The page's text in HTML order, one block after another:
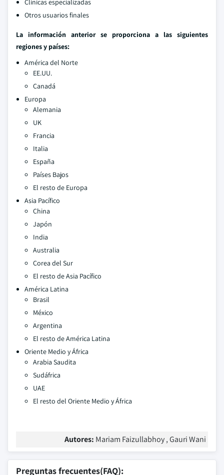
Clínicas especializadas
Otros usuarios finales
La información anterior se proporciona a las siguientes
regiones y países:
América del Norte
EE.UU.
Canadá
Europa
Alemania
UK
Francia
Italia
España
Países Bajos
El resto de Europa
Asia Pacífico
China
Japón
India
Australia
Corea del Sur
El resto de Asia Pacífico
América Latina
Brasil
México
Argentina
El resto de América Latina
Oriente Medio y África
Arabia Saudita
Sudáfrica
UAE
El resto del Oriente Medio y África
Autores: Mariam Faizullabhoy , Gauri Wani
Preguntas frecuentes(FAQ):